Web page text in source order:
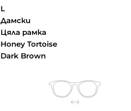
L
Дамски
Цяла рамка
Honey Tortoise
Dark Brown